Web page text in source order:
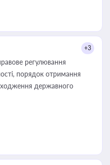
+3
регулювання
порядок отримання
державного